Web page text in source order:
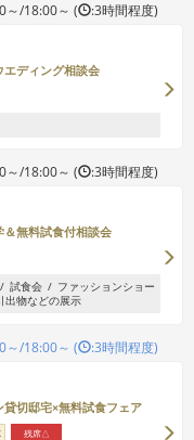
/18:00～ ( :3時間程度)
エディング相談会
/18:00～ ( :3時間程度)
＆無料試食付相談会
試食会
ファッションショー
出物などの展示
～/18:00～ ( :3時間程度)
貸切邸宅×無料試食フェア
残席△